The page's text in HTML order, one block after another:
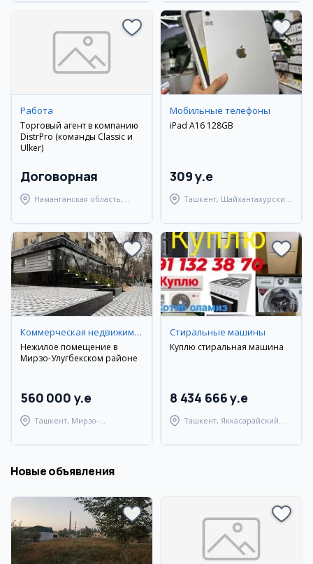
Работа
Торговый агент в компанию
DistrPro (команды Classic и
Ulker)
Договорная
Наманганская область,
Мобильные телефоны
iPad A16 128GB
309 y.e
Ташкент, Шайхантахурский
Коммерческая недвижимость
Нежилое помещение в
Мирзо-Улугбекском районе
560 000 y.e
Ташкент, Мирзо-
Стиральные машины
Куплю стиральная машина
8 434 666 y.e
Ташкент, Яккасарайский
Новые объявления